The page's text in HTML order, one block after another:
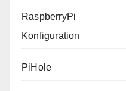
RaspberryPi
Konfiguration
PiHole